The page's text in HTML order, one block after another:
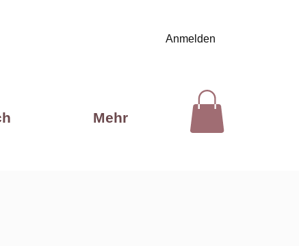
Mehr
Anmelden